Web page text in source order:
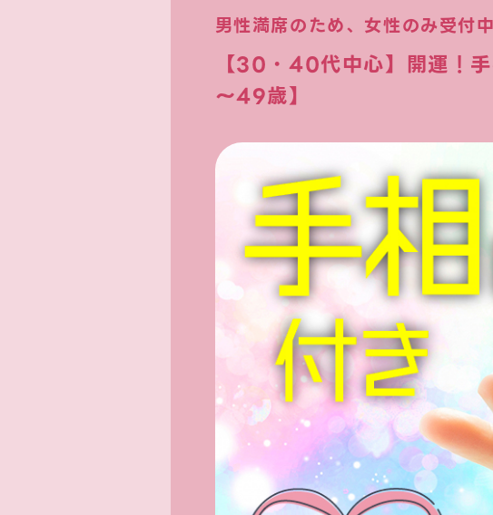
男性満席のため、女性のみ受付中
【30・40代中心】開運！
～49歳】